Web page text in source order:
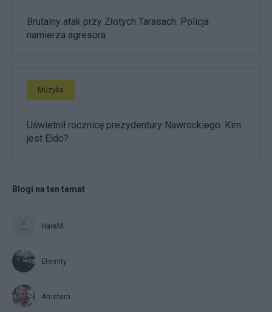
Brutalny atak przy Złotych Tarasach. Policja
namierza agresora
Muzyka
Uświetnił rocznicę prezydentury Nawrockiego. Kim
jest Eldo?
Blogi na ten temat
HareM
Eternity
Amstern